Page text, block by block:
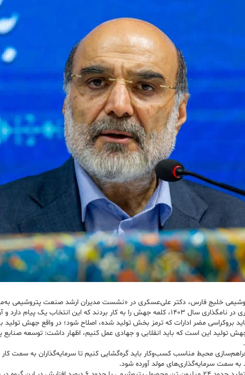
خلیج فارس، دکتر علی‌عسکری در «نشست مدیران ارشد صنعت پتروشیمی
این است که حرکت عادی و معمولی کافی نیست.
بروکراسی مضر ادارات که ترمز بخش تولید شده، اصلاح شود؛ در واقع جهش
جهش تولید این است که باید انقلابی و جهادی عمل کنیم، اظهار داشت: توسعه
محیط مناسب کسب‌وکار باید گره‌گشایی کنیم تا سرمایه‌گذاران به سمت
سمت سرمایه‌گذاری‌های مولد آورده شود.